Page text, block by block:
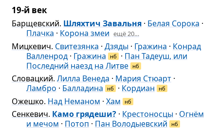
19-й век
Барщевский. Шляхтич Завальня · Белая Сорока ·
Плачка · Корона змеи ещё 20…
Мицкевич. Свитезянка · Дзяды · Гражина · Конрад
Валленрод · Гражина нб · Пан Тадеуш, или
Последний наезд на Литве нб
Словацкий. Лилла Венеда · Мария Стюарт ·
Ламбро · Балладина нб · Кордиан нб
Ожешко. Над Неманом · Хам нб
Сенкевич. Камо грядеши? · Крестоносцы · Огнём
и мечом · Потоп · Пан Володыевский нб